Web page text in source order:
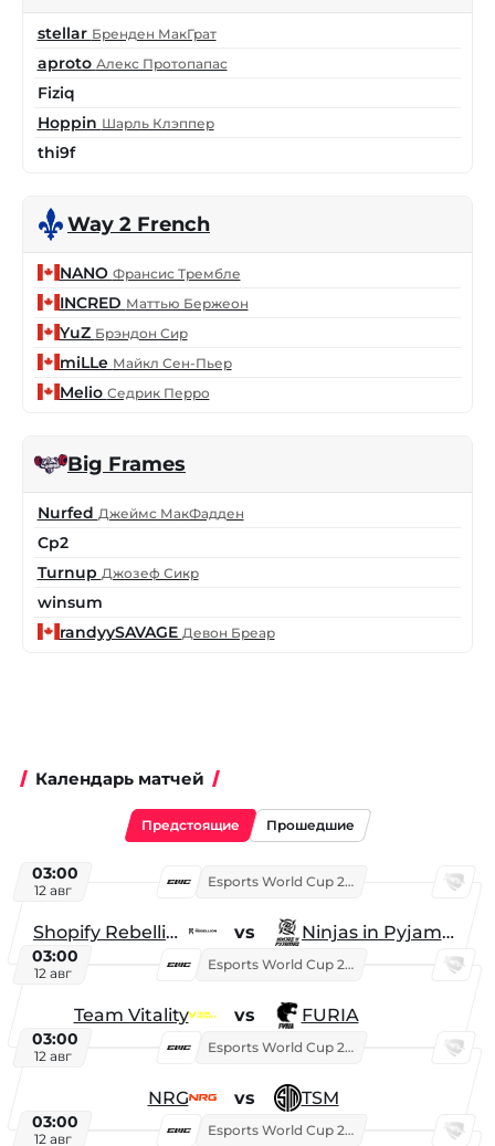
stellar Бренден МакГрат
aproto Алекс Протопапас
Fiziq
Hoppin Шарль Клэппер
thi9f
Way 2 French
NANO Франсис Трембле
INCRED Маттью Бержеон
YuZ Брэндон Сир
miLLe Майкл Сен-Пьер
Melio Седрик Перро
Big Frames
Nurfed Джеймс МакФадден
Cp2
Turnup Джозеф Сикр
winsum
randyySAVAGE Девон Бреар
Календарь матчей
Предстоящие Прошедшие
03:00
12 авг
Esports World Cup 2026
Shopify Rebellion vs Ninjas in Pyjamas
03:00
12 авг
Esports World Cup 2026
Team Vitality vs FURIA
03:00
12 авг
Esports World Cup 2026
NRG vs TSM
03:00
12 авг
Esports World Cup 2026